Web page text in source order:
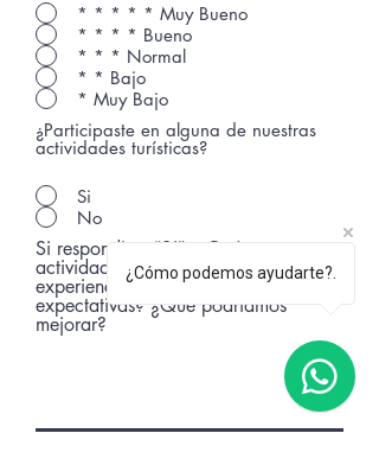
* * * * * Muy Bueno
* * * * Bueno
* * * Normal
* * Bajo
* Muy Bajo
¿Participaste en alguna de nuestras
actividades turísticas?
Si
No
Si respondiste “Sí”: ¿Qué
actividad realizaste? ¿La
experiencia cumplió tus
expectativas? ¿Qué podríamos
mejorar?
¿Cómo podemos ayudarte?.